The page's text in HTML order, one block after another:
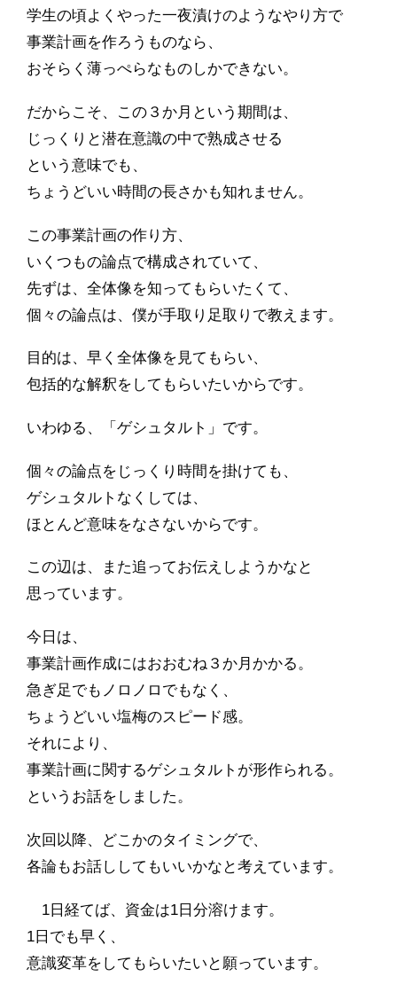
学生の頃よくやった一夜漬けのようなやり方で
事業計画を作ろうものなら、
おそらく薄っぺらなものしかできない。
だからこそ、この３か月という期間は、
じっくりと潜在意識の中で熟成させる
という意味でも、
ちょうどいい時間の長さかも知れません。
この事業計画の作り方、
いくつもの論点で構成されていて、
先ずは、全体像を知ってもらいたくて、
個々の論点は、僕が手取り足取りで教えます。
目的は、早く全体像を見てもらい、
包括的な解釈をしてもらいたいからです。
いわゆる、「ゲシュタルト」です。
個々の論点をじっくり時間を掛けても、
ゲシュタルトなくしては、
ほとんど意味をなさないからです。
この辺は、また追ってお伝えしようかなと
思っています。
今日は、
事業計画作成にはおおむね３か月かかる。
急ぎ足でもノロノロでもなく、
ちょうどいい塩梅のスピード感。
それにより、
事業計画に関するゲシュタルトが形作られる。
というお話をしました。
次回以降、どこかのタイミングで、
各論もお話ししてもいいかなと考えています。
1日経てば、資金は1日分溶けます。
1日でも早く、
意識変革をしてもらいたいと願っています。